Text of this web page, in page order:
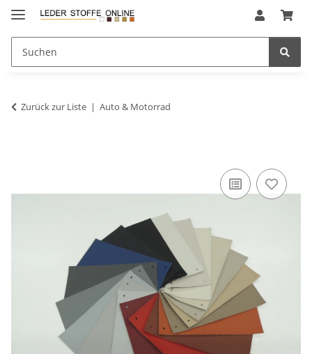
Zurück zur Liste Auto & Motorrad